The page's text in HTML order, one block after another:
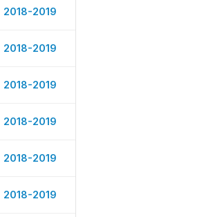
2018-2019
2018-2019
2018-2019
2018-2019
2018-2019
2018-2019